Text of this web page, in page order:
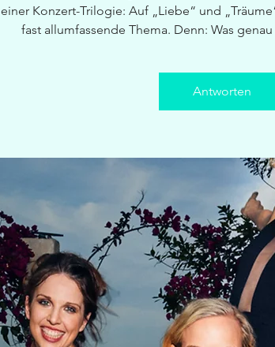
einer Konzert-Trilogie: Auf „Liebe“ und
fast allumfassende Thema. Denn: Was
Antworten